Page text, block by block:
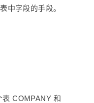
中字段的手段。
COMPANY 和